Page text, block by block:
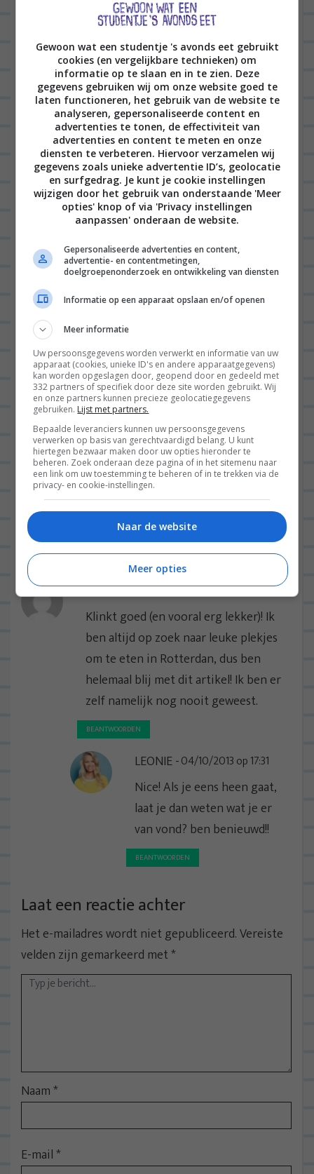
LEONIE 04/10/2013 op 17:33
Ja ik vond ook de muziek
heel fijn! Beetje lounge!
Zeker eens gaan eten 🙂
BEANTWOORDEN
ANONIEM 04/10/2013 op 10:10
Ik vind Blender eigenlijk een beetje
Juppentent. Komt vooral door de
nachtclub 's avonds. Op de Witte de
Withstraat heb je veeeeel leukere
tentjes, met meer sfeer. Bijvoorbeeld
Oliva. Maar fijn dat het eten zo lekker
was en misschien ben ik wel iets te
bevooroordeeld.
BEANTWOORDEN
LEONIE 04/10/2013 op 17:33
Ja joh? Als nachtclub ben ik
er nooit geweest maar ik
vond het restaurant
helemaal niet Jupperig. Het
eten is het proberen echt
eens waard!
BEANTWOORDEN
ANONIEM 03/10/2013 op 22:45
Klinkt goed (en vooral erg lekker)! Ik
ben altijd op zoek naar leuke plekjes
om te eten in Rotterdan, dus ben
helemaal blij met dit artikel! Ik ben er
zelf namelijk nog nooit geweest.
BEANTWOORDEN
LEONIE 04/10/2013 op 17:31
Nice! Als je eens heen gaat,
laat je dan weten wat je er
van vond? ben benieuwd!!
BEANTWOORDEN
Laat een reactie achter
Het e-mailadres wordt niet gepubliceerd.Vereiste
velden zijn gemarkeerd met*
Naam*
E-mail*
Gewoon wat een studentje 's avonds eet gebruikt
cookies (en vergelijkbare technieken) om
informatie op te slaan en in te zien. Deze
gegevens gebruiken wij om onze website goed te
laten functioneren, het gebruik van de website te
analyseren, gepersonaliseerde content en
advertenties te tonen, de effectiviteit van
advertenties en content te meten en onze
diensten te verbeteren. Hiervoor verzamelen wij
gegevens zoals unieke advertentie ID’s, geolocatie
en surfgedrag. Je kunt je cookie instellingen
wijzigen door het gebruik van onderstaande 'Meer
opties' knop of via 'Privacy instellingen
aanpassen' onderaan de website.
Gepersonaliseerde advertenties en content,
advertentie- en contentmetingen,
doelgroepenonderzoek en ontwikkeling van diensten
Informatie op een apparaat opslaan en/of openen
Meer informatie
Uw persoonsgegevens worden verwerkt en informatie van uw
apparaat (cookies, unieke ID's en andere apparaatgegevens)
kan worden opgeslagen door, geopend door en gedeeld met
332 partners of specifiek door deze site worden gebruikt. Wij
en onze partners kunnen precieze geolocatiegegevens
gebruiken. Lijst met partners.
Bepaalde leveranciers kunnen uw persoonsgegevens
verwerken op basis van gerechtvaardigd belang. U kunt
hiertegen bezwaar maken door uw opties hieronder te
beheren. Zoek onderaan deze pagina of in het sitemenu naar
een link om uw toestemming te beheren of in te trekken via de
privacy- en cookie-instellingen.
Naar de website
Meer opties